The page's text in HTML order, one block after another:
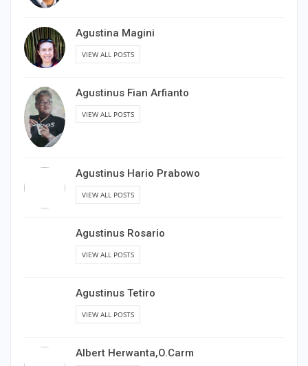
Agustina Magini
VIEW ALL POSTS
Agustinus Fian Arfianto
VIEW ALL POSTS
Agustinus Hario Prabowo
VIEW ALL POSTS
Agustinus Rosario
VIEW ALL POSTS
Agustinus Tetiro
VIEW ALL POSTS
Albert Herwanta,O.Carm